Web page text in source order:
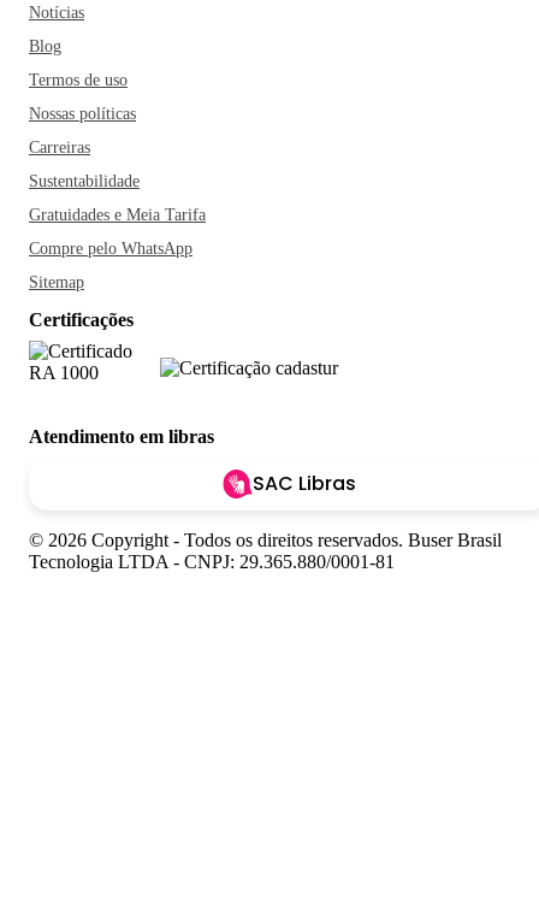
Notícias
Blog
Termos de uso
Nossas políticas
Carreiras
Sustentabilidade
Gratuidades e Meia Tarifa
Compre pelo WhatsApp
Sitemap
Certificações
Atendimento em libras
SAC Libras
© 2026 Copyright - Todos os direitos reservados. Buser Brasil
Tecnologia LTDA - CNPJ: 29.365.880/0001-81